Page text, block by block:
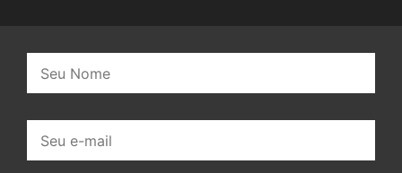
mail: